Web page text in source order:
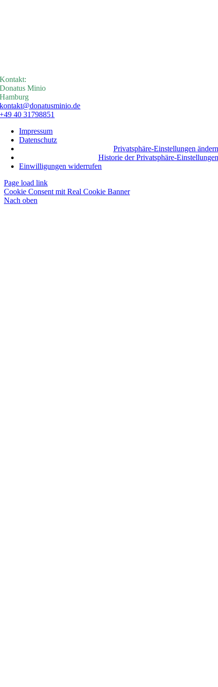
Kontakt:
Donatus Minio
Hamburg
kontakt@donatusminio.de
+49 40 31798851
Impressum
Datenschutz
Privatsphäre-Einstellungen ändern
Historie der Privatsphäre-Einstellungen
Einwilligungen widerrufen
Page load link
Cookie Consent mit Real Cookie Banner
Nach oben